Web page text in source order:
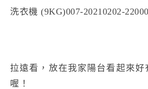
拉遠看，放在我家陽台看起來好
喔！